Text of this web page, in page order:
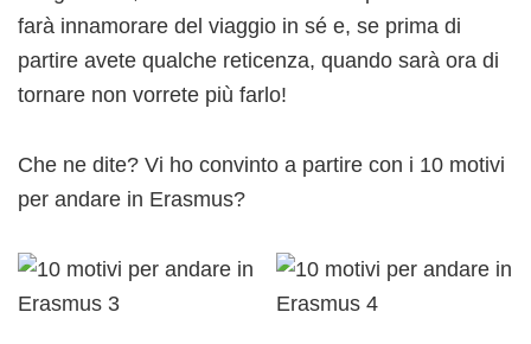
farà innamorare del viaggio in sé e, se prima di
partire avete qualche reticenza, quando sarà ora di
tornare non vorrete più farlo!
Che ne dite? Vi ho convinto a partire con i 10 motivi
per andare in Erasmus?